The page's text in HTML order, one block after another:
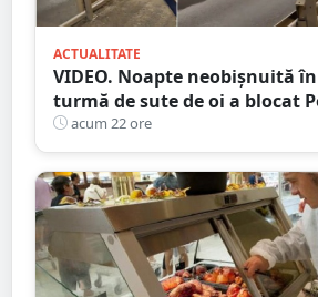
ACTUALITATE
VIDEO. Noapte neobișnuită
turmă de sute de oi a blocat
Gest de apreciat al ciobanului
acum 22 ore